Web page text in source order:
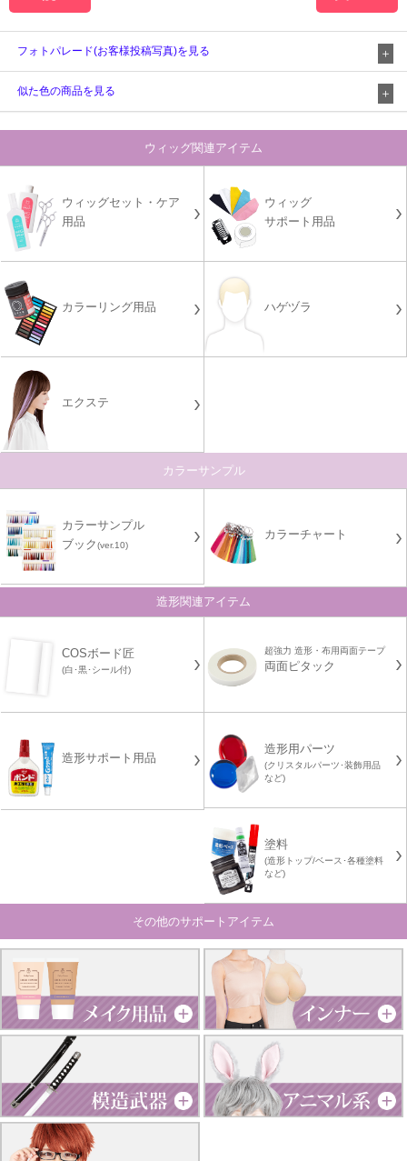
フォトパレード(お客様投稿写真)を見る
似た色の商品を見る
ウィッグ関連アイテム
ウィッグセット・ケア
用品
ウィッグ
サポート用品
カラーリング用品 ハゲヅラ
エクステ
カラーサンプル
カラーサンプル
ブック(ver.10)
カラーチャート
造形関連アイテム
COSボード匠
(白･黒･シール付)
超強力 造形・布用両面テープ
両面ピタック
造形サポート用品
造形用パーツ
(クリスタルパーツ･装飾用品
など)
塗料
(造形トップ/ベース･各種塗料
など)
その他のサポートアイテム